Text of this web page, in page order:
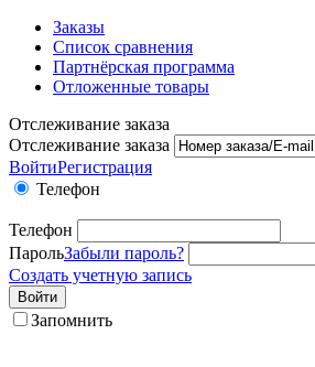
Заказы
Список сравнения
Партнёрская программа
Отложенные товары
Отслеживание заказа
Отслеживание заказа
ВойтиРегистрация
Телефон
Телефон
ПарольЗабыли пароль?
Создать учетную запись
Войти
Запомнить